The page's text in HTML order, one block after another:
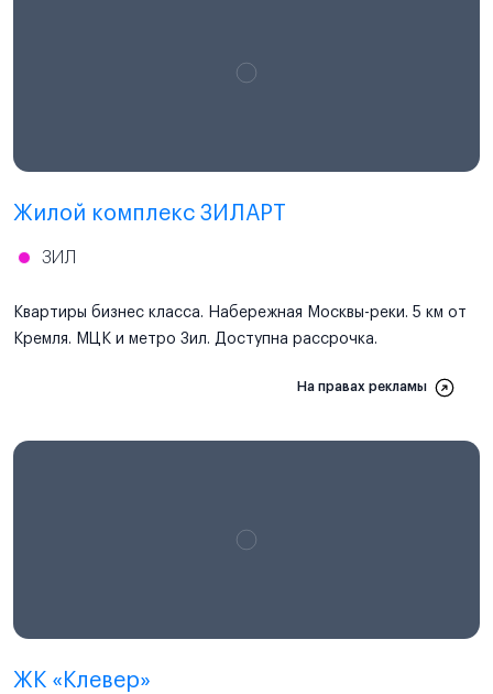
Жилой комплекс ЗИЛАРТ
ЗИЛ
Квартиры бизнес класса. Набережная Москвы-реки. 5 км от
Кремля. МЦК и метро Зил. Доступна рассрочка.
На правах рекламы
ЖК «Клевер»